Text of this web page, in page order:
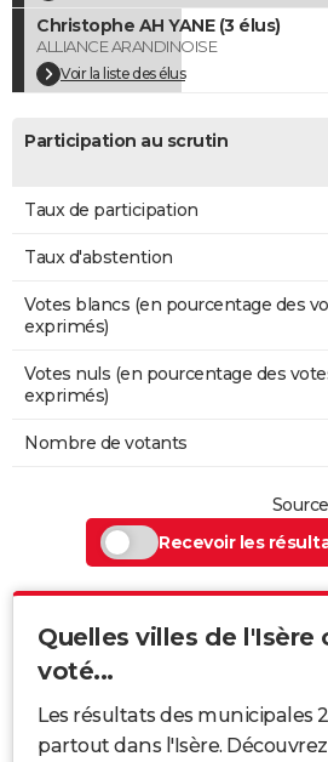
FORUM
Bricolage
Lifestyle
Culture
Sport
Auto
Television
Voyage
Cinema
Christophe AH YANE (3 élus)
ALLIANCE ARANDINOISE
Voir la liste des élus
Participation au scrutin
Taux de participation
Taux d'abstention
Votes blancs (en pourcentage des
exprimés)
Votes nuls (en pourcentage des
exprimés)
Nombre de votants
Recevoir les
Quelles villes de l'Isère
voté...
Les résultats des municipales
partout dans l'Isère.